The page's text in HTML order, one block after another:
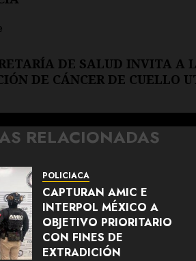
DE SALUD INVITA A
DE CÁNCER DE CUELLO
RELACIONADAS
POLICIACA
CAPTURAN AMIC E
INTERPOL MÉXICO A
OBJETIVO PRIORITARIO
CON FINES DE
EXTRADICIÓN